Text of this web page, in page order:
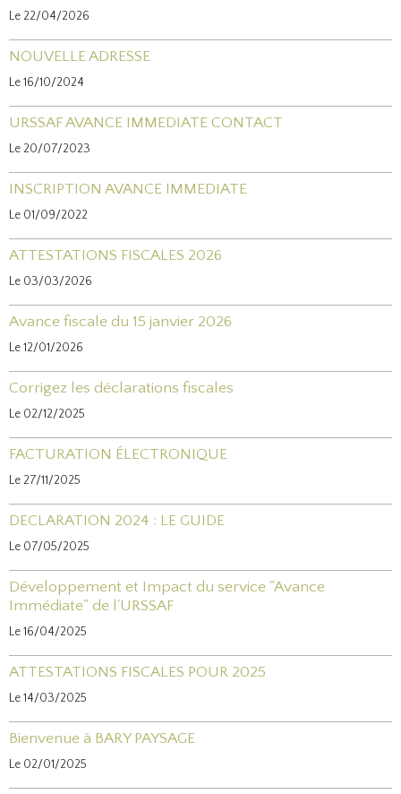
Le 22/04/2026
NOUVELLE ADRESSE
Le 16/10/2024
URSSAF AVANCE IMMEDIATE CONTACT
Le 20/07/2023
INSCRIPTION AVANCE IMMEDIATE
Le 01/09/2022
ATTESTATIONS FISCALES 2026
Le 03/03/2026
Avance fiscale du 15 janvier 2026
Le 12/01/2026
Corrigez les déclarations fiscales
Le 02/12/2025
FACTURATION ÉLECTRONIQUE
Le 27/11/2025
DECLARATION 2024 : LE GUIDE
Le 07/05/2025
Développement et Impact du service "Avance
Immédiate" de l'URSSAF
Le 16/04/2025
ATTESTATIONS FISCALES POUR 2025
Le 14/03/2025
Bienvenue à BARY PAYSAGE
Le 02/01/2025